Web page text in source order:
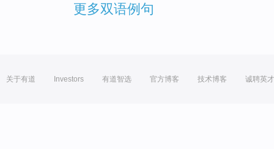
更多双语例句
关于有道 Investors 有道智选 官方博客 技术博客 诚聘英才